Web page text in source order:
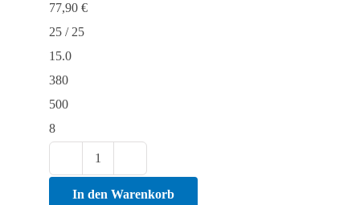
77,90 €
25 / 25
15.0
380
500
8
Kombischarnier
In den Warenkorb